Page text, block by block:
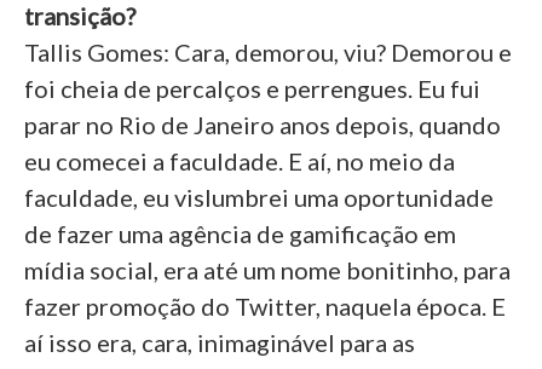
transição?
Tallis Gomes: Cara, demorou, viu? Demorou e
foi cheia de percalços e perrengues. Eu fui
parar no Rio de Janeiro anos depois, quando
eu comecei a faculdade. E aí, no meio da
faculdade, eu vislumbrei uma oportunidade
de fazer uma agência de gamificação em
mídia social, era até um nome bonitinho, para
fazer promoção do Twitter, naquela época. E
aí isso era, cara, inimaginável para as